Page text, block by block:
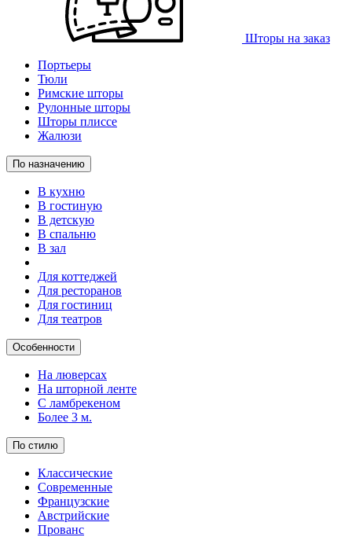
Шторы на заказ
Портьеры
Тюли
Римские шторы
Рулонные шторы
Шторы плиссе
Жалюзи
По назначению
В кухню
В гостиную
В детскую
В спальню
В зал
Для коттеджей
Для ресторанов
Для гостиниц
Для театров
Особенности
На люверсах
На шторной ленте
С ламбрекеном
Более 3 м.
По стилю
Классические
Современные
Французские
Австрийские
Прованс